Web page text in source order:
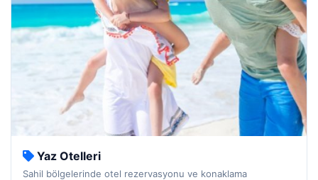
Yaz Otelleri
Sahil bölgelerinde otel rezervasyonu ve konaklama